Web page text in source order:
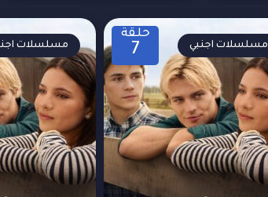
حلقة
7 مسلسلات اجنبي مسلسلات